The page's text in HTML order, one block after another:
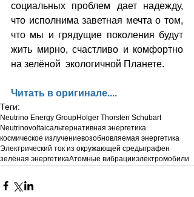
социальных проблем дает надежду,
что исполнима заветная мечта о том,
что мы и грядущие поколения будут
жить мирно, счастливо и комфортно
на зелёной  экологичной Планете.
Читать в оригинале....
Теги:
Neutrino Energy GroupHolger Thorsten Schubart
Neutrinovoltaicальтернативная энергетика
космическое излучениевозобновляемая энергетика
Электрический ток из окружающей средыграфен
зелёная энергетикаАтомные вибрацииэлектромобили